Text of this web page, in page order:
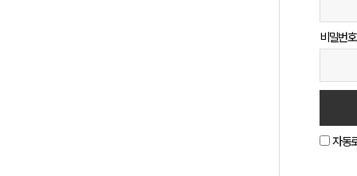
비밀번호
자동